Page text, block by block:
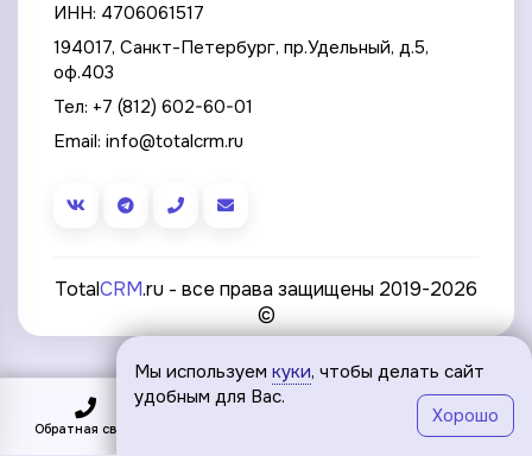
Обратная связь Меню
ИНН: 4706061517
194017, Санкт-Петербург, пр.Удельный, д.5,
оф.403
Тел: +7 (812) 602-60-01
Email: info@totalcrm.ru
TotalCRM.ru - все права защищены 2019-2026
©
Мы используем куки, чтобы делать сайт
удобным для Вас.
Хорошо